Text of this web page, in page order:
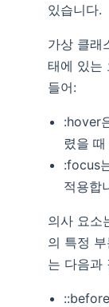
있습니다.
가상 클래
태에 있는
들어:
:hover
렸을
:focus
적용합
의사 요소
의 특정
는 다음과